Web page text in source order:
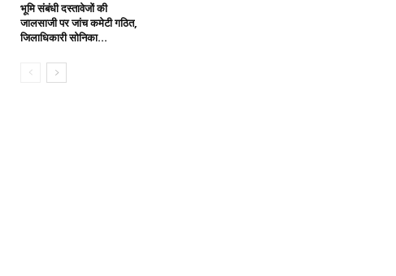
भूमि संबंधी दस्तावेजों की
जालसाजी पर जांच कमेटी गठित,
जिलाधिकारी सोनिका...